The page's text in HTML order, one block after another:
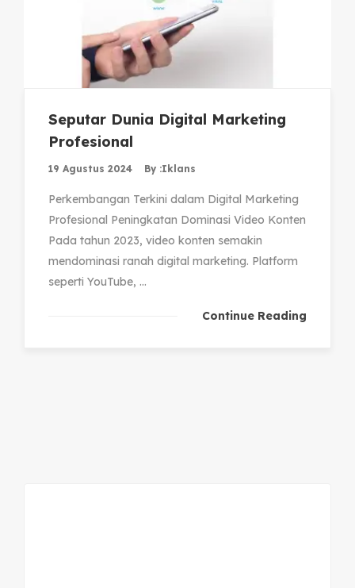
Seputar Dunia Digital Marketing
Profesional
19 Agustus 2024 By :Iklans
Perkembangan Terkini dalam Digital Marketing
Profesional Peningkatan Dominasi Video Konten
Pada tahun 2023, video konten semakin
mendominasi ranah digital marketing. Platform
seperti YouTube, ...
Continue Reading